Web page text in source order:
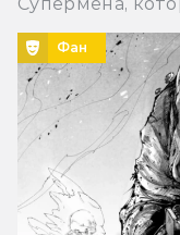
Супермена,
Фан